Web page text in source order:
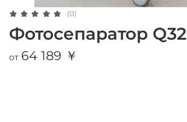
(0)
Фотосепаратор Q32
от 64 189 ￥